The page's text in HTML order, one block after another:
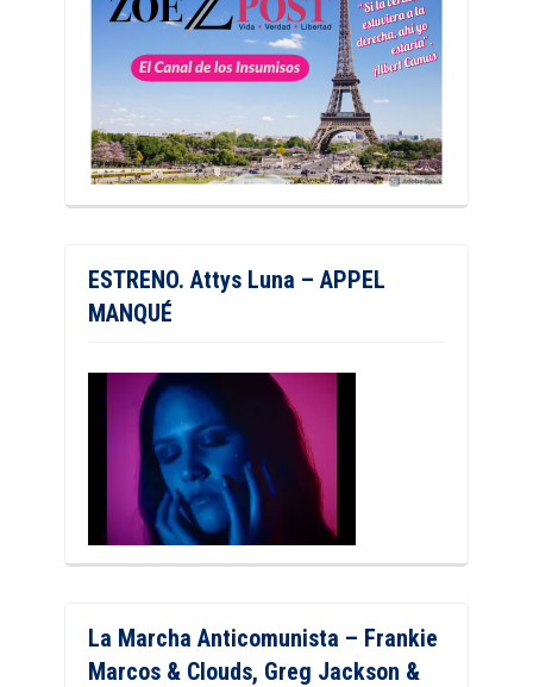
ESTRENO. Attys Luna – APPEL
MANQUÉ
La Marcha Anticomunista – Frankie
Marcos & Clouds, Greg Jackson &